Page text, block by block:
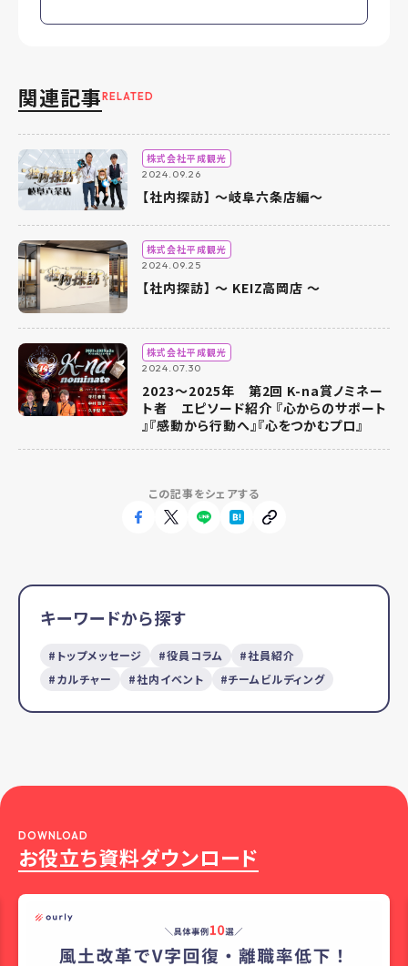
この記事をシェアする
関連記事 RELATED
株式会社平成観光
2024.09.26
【社内探訪】 ～岐阜六条店編～
株式会社平成観光
2024.09.25
【社内探訪】 ～ KEIZ高岡店 ～
株式会社平成観光
2024.07.30
2023～2025年 第2回 K-na賞ノミネー
ト者 エピソード紹介 『心からのサポート
』『感動から行動へ』『心をつかむプロ』
キーワードから探す
トップメッセージ 役員コラム
社員紹介
カルチャー
社内イベント チームビルディング
お役立ち資料ダウンロード
DOWNLOAD